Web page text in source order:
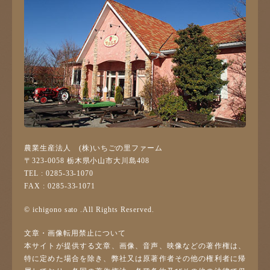
農業生産法人 (株)いちごの里ファーム
〒323-0058 栃木県小山市大川島408
TEL : 0285-33-1070
FAX : 0285-33-1071
© ichigono sato .All Rights Reserved.
文章・画像転用禁止について
本サイトが提供する文章、画像、音声、映像などの著作権は、
特に定めた場合を除き、弊社又は原著作者その他の権利者に帰